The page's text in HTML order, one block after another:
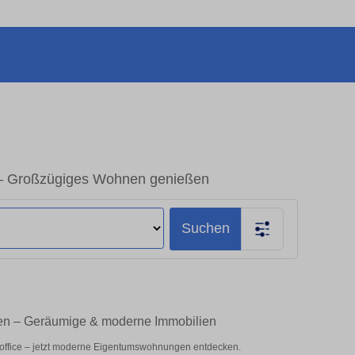
Großzügiges Wohnen genießen
Suchen
– Geräumige & moderne Immobilien
– jetzt moderne Eigentumswohnungen entdecken.